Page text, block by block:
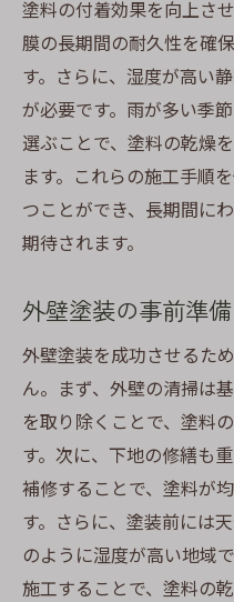
塗料の付着効果を向上さ
膜の長期間の耐久性を確
す。さらに、湿度が高い
が必要です。雨が多い季
選ぶことで、塗料の乾燥
ます。これらの施工手順
つことができ、長期間に
期待されます。
外壁塗装の事前準
外壁塗装を成功させるた
ん。まず、外壁の清掃は
を取り除くことで、塗料
す。次に、下地の修繕も
補修することで、塗料が
す。さらに、塗装前には
のように湿度が高い地域
施工することで、塗料の